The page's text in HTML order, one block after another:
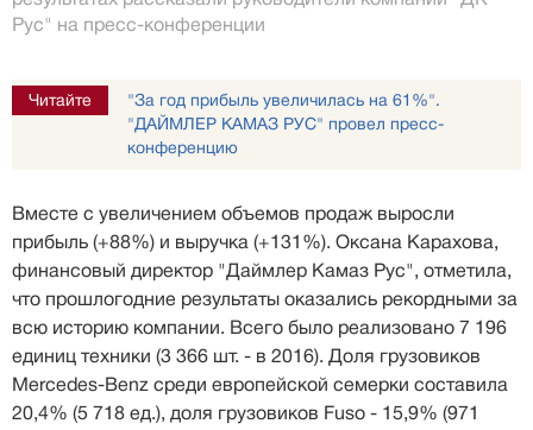
Рус" на пресс-конференции
Читайте
"За год прибыль увеличилась на 61%".
"ДАЙМЛЕР КАМАЗ РУС" провел пресс-
конференцию
Вместе с увеличением объемов продаж выросли
прибыль (+88%) и выручка (+131%). Оксана Карахова,
финансовый директор "Даймлер Камаз Рус", отметила,
что прошлогодние результаты оказались рекордными за
всю историю компании. Всего было реализовано 7 196
единиц техники (3 366 шт. - в 2016). Доля грузовиков
Mercedes-Benz среди европейской семерки составила
20,4% (5 718 ед.), доля грузовиков Fuso - 15,9% (971